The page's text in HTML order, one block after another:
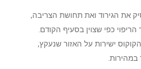
את הגירוד ואת תחושת הצריבה,
כפי שצוין בסעיף הקודם.
ישירות על האזור שנעקץ,
במהירות.